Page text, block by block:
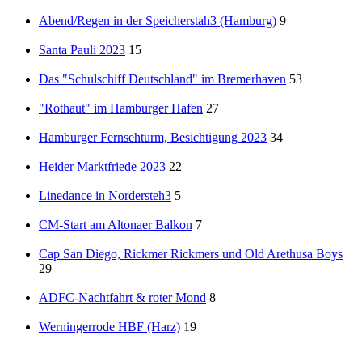
Abend/Regen in der Speicherstah3 (Hamburg) 9
Santa Pauli 2023 15
Das "Schulschiff Deutschland" im Bremerhaven 53
"Rothaut" im Hamburger Hafen 27
Hamburger Fernsehturm, Besichtigung 2023 34
Heider Marktfriede 2023 22
Linedance in Nordersteh3 5
CM-Start am Altonaer Balkon 7
Cap San Diego, Rickmer Rickmers und Old Arethusa Boys
29
ADFC-Nachtfahrt & roter Mond 8
Werningerrode HBF (Harz) 19